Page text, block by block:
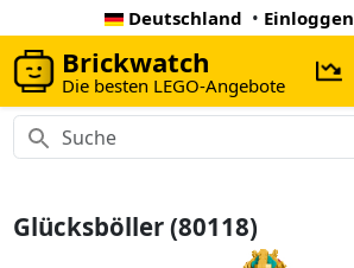
Deutschland • Einloggen
Brickwatch
Die besten LEGO-Angebote
Glücksböller (80118)